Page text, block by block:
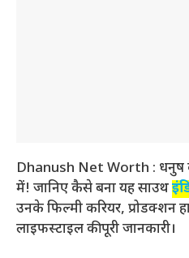
Dhanush Net Worth : धनुष
में! जानिए कैसे बना यह साउथ
उनके फिल्मी करियर, प्रोडक्शन
लाइफस्टाइल की पूरी जानकारी।